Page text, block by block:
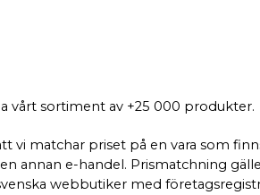
vårt sortiment av +25 000 produkter.
vi matchar priset på en vara som
annan e-handel. Prismatchning
webbutiker med